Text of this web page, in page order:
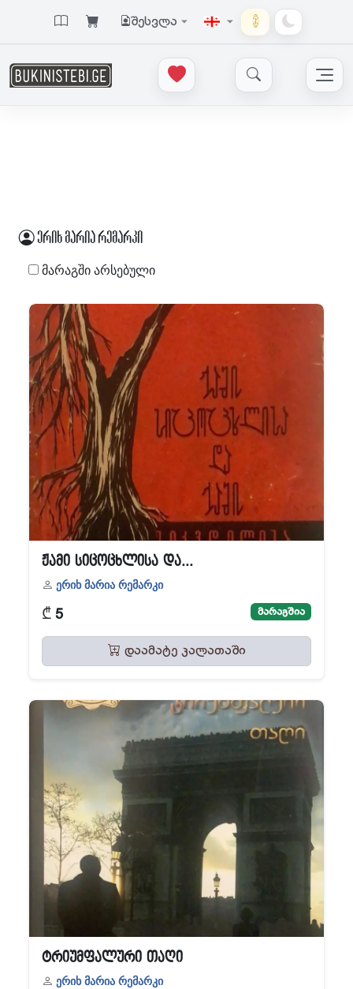
შესვლა
ერიხ მარია რემარკი
მარაგში არსებული
ჟამი სიცოცხლისა და...
ერიხ მარია რემარკი
₾ 5 მარაგშია
დაამატე კალათაში
ტრიუმფალური თაღი
ერიხ მარია რემარკი